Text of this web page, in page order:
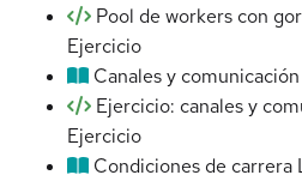
Pool de workers con
Ejercicio
Canales y
Ejercicio: canales y
Ejercicio
Condiciones de carrera